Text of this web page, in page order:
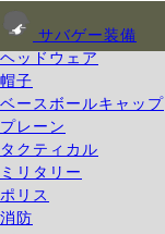
サバゲー装備
ヘッドウェア
帽子
ベースボールキャップ
プレーン
タクティカル
ミリタリー
ポリス
消防